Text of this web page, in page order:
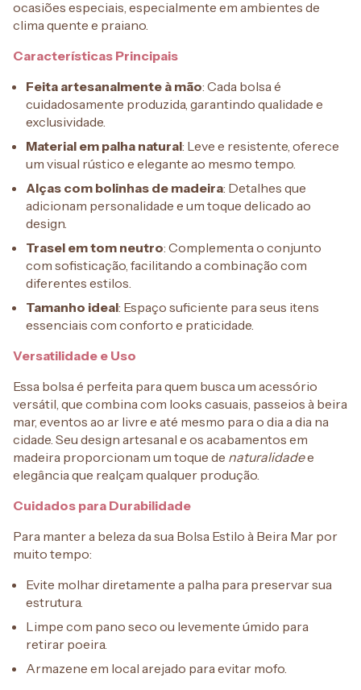
ocasiões especiais, especialmente em ambientes de
clima quente e praiano.
Características Principais
Feita artesanalmente à mão: Cada bolsa é
cuidadosamente produzida, garantindo qualidade e
exclusividade.
Material em palha natural: Leve e resistente, oferece
um visual rústico e elegante ao mesmo tempo.
Alças com bolinhas de madeira: Detalhes que
adicionam personalidade e um toque delicado ao
design.
Trasel em tom neutro: Complementa o conjunto
com sofisticação, facilitando a combinação com
diferentes estilos.
Tamanho ideal: Espaço suficiente para seus itens
essenciais com conforto e praticidade.
Versatilidade e Uso
Essa bolsa é perfeita para quem busca um acessório
versátil, que combina com looks casuais, passeios à beira
mar, eventos ao ar livre e até mesmo para o dia a dia na
cidade. Seu design artesanal e os acabamentos em
madeira proporcionam um toque de naturalidadee
elegância que realçam qualquer produção.
Cuidados para Durabilidade
Para manter a beleza da sua Bolsa Estilo à Beira Mar por
muito tempo:
Evite molhar diretamente a palha para preservar sua
estrutura.
Limpe com pano seco ou levemente úmido para
retirar poeira.
Armazene em local arejado para evitar mofo.